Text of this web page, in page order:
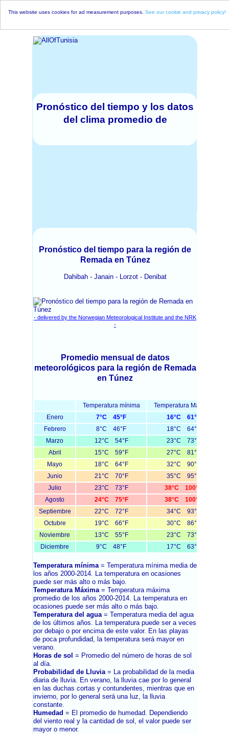
This website uses cookies for ad measurement purposes. See our cookie and privacy policy!
Pronóstico del tiempo y los datos
del clima promedio de
Pronóstico del tiempo para la región de
Remada en Túnez
Dahibah - Janain - Lorzot - Denibat
- delivered by the Norwegian Meteorological Institute and the NRK
-
Promedio mensual de datos
meteorológicos para la región de Remada
en Túnez
Temperatura mínima Temperatura Máxima
Enero
7°C 45°F
16°C 61°F
Febrero
8°C 46°F
18°C 64°F
Marzo
12°C 54°F
23°C 73°F
Abril
15°C 59°F
27°C 81°F
Mayo
18°C 64°F
32°C 90°F
Junio
21°C 70°F
35°C 95°F
Julio
23°C 73°F
38°C 100°F
Agosto
24°C 75°F
38°C 100°F
Septiembre
22°C 72°F
34°C 93°F
Octubre
19°C 66°F
30°C 86°F
Noviembre
13°C 55°F
23°C 73°F
Diciembre
9°C 48°F 17°C 63°F
Temperatura mínima = Temperatura mínima media de
los años 2000-2014. La temperatura en ocasiones
puede ser más alto o más bajo.
Temperatura Máxima = Temperatura máxima
promedio de los años 2000-2014. La temperatura en
ocasiones puede ser más alto o más bajo.
Temperatura del agua = Temperatura media del agua
de los últimos años. La temperatura puede ser a veces
por debajo o por encima de este valor. En las playas
de poca profundidad, la temperatura será mayor en
verano.
Horas de sol = Promedio del número de horas de sol
al día.
Probabilidad de Lluvia = La probabilidad de la media
diaria de lluvia. En verano, la lluvia cae por lo general
en las duchas cortas y contundentes, mientras que en
invierno, por lo general será una luz, la lluvia
constante.
Humedad = El promedio de humedad. Dependiendo
del viento real y la cantidad de sol, el valor puede ser
mayor o menor.